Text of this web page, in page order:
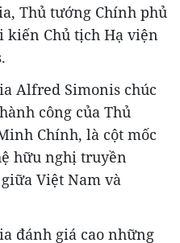
Thủ tướng Chính phủ
kiến Chủ tịch Hạ viện
Alfred Simonis chúc
công của Thủ
Chính, là cột mốc
hữu nghị truyền
Việt Nam và
đánh giá cao những